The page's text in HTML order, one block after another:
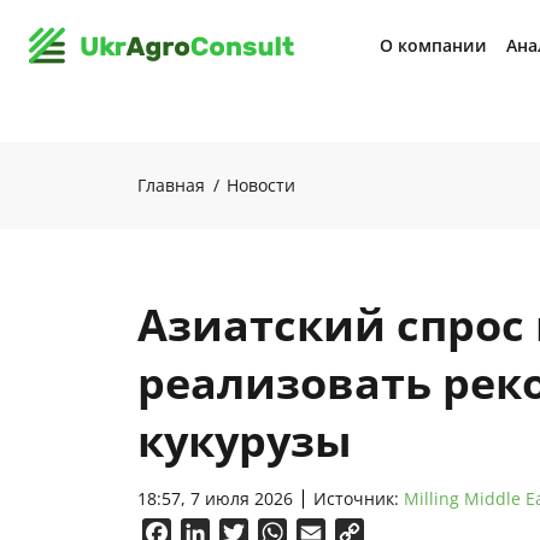
О компании
Главная Новости
Азиатский
реализовать
кукурузы
18:57, 7 июля 2026 Источник: Milling Middle
FacebookLinkedInTwitterWhatsApp
Email